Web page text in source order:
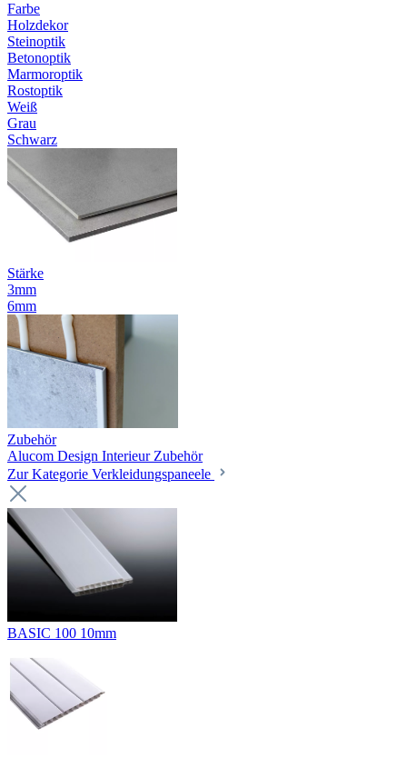
Farbe
Holzdekor
Steinoptik
Betonoptik
Marmoroptik
Rostoptik
Weiß
Grau
Schwarz
Stärke
3mm
6mm
Zubehör
Alucom Design Interieur Zubehör
Zur Kategorie Verkleidungspaneele
BASIC 100 10mm